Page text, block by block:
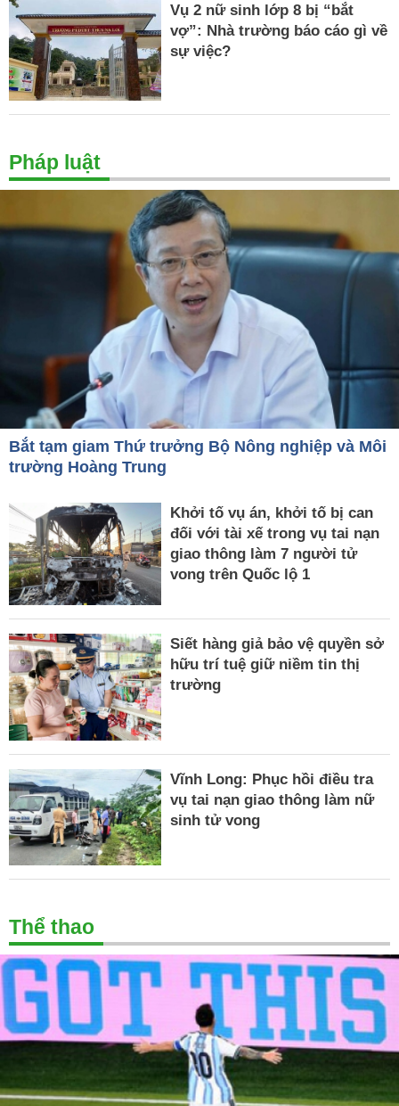
Vụ 2 nữ sinh lớp 8 bị “bắt
vợ”: Nhà trường báo cáo gì về
sự việc?
Pháp luật
Bắt tạm giam Thứ trưởng Bộ Nông nghiệp và Môi
trường Hoàng Trung
Khởi tố vụ án, khởi tố bị can
đối với tài xế trong vụ tai nạn
giao thông làm 7 người tử
vong trên Quốc lộ 1
Siết hàng giả bảo vệ quyền sở
hữu trí tuệ giữ niềm tin thị
trường
Vĩnh Long: Phục hồi điều tra
vụ tai nạn giao thông làm nữ
sinh tử vong
Thể thao